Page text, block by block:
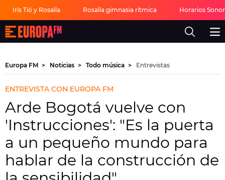
Iris Tió y Rosalía Rosalía gimnasia rítmica Horarios
Europa
FM
-
mejor
música,
virales,
celebrities
y
estilo
de
vida
|
FM
Europa FM Noticias Todo música Entrevistas
ENTREVISTA CON EUROPA FM
Arde Bogotá vuelve con
'Instrucciones': "Es la puerta
a un pequeño mundo para
hablar de la construcción de